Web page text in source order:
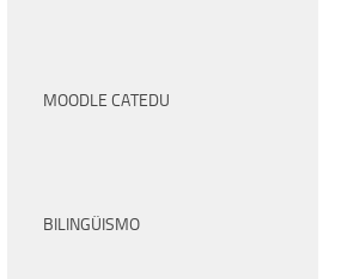
MOODLE CATEDU
BILINGÜISMO